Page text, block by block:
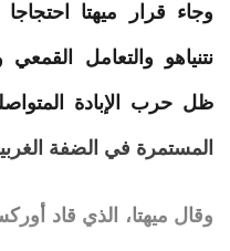
وجاء قرار ميهتا
نتنياهو والتعامل
ظل حرب الإبادة
المستمرة في الضفة
وقال ميهتا، الذي قاد